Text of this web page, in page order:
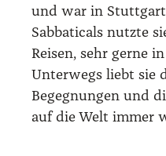
und war in
Sabbaticals nutzte
Reisen, sehr gerne
Unterwegs liebt sie
Begegnungen und
auf die Welt immer